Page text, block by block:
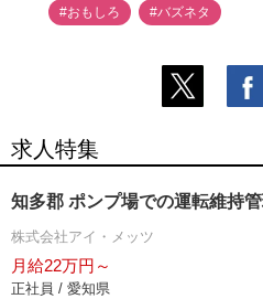
#おもしろ #バズネタ
求人特集
知多郡 ポンプ場での運転維持
株式会社アイ・メッツ
月給22万円～
正社員 / 愛知県